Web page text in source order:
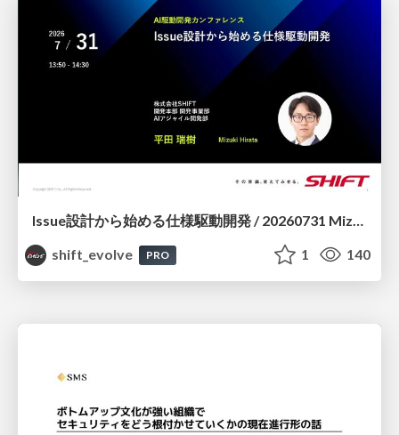
Issue設計から始める仕様駆動開発 / 20260731 Mizuki Hirata
shift_evolve
PRO 1 140